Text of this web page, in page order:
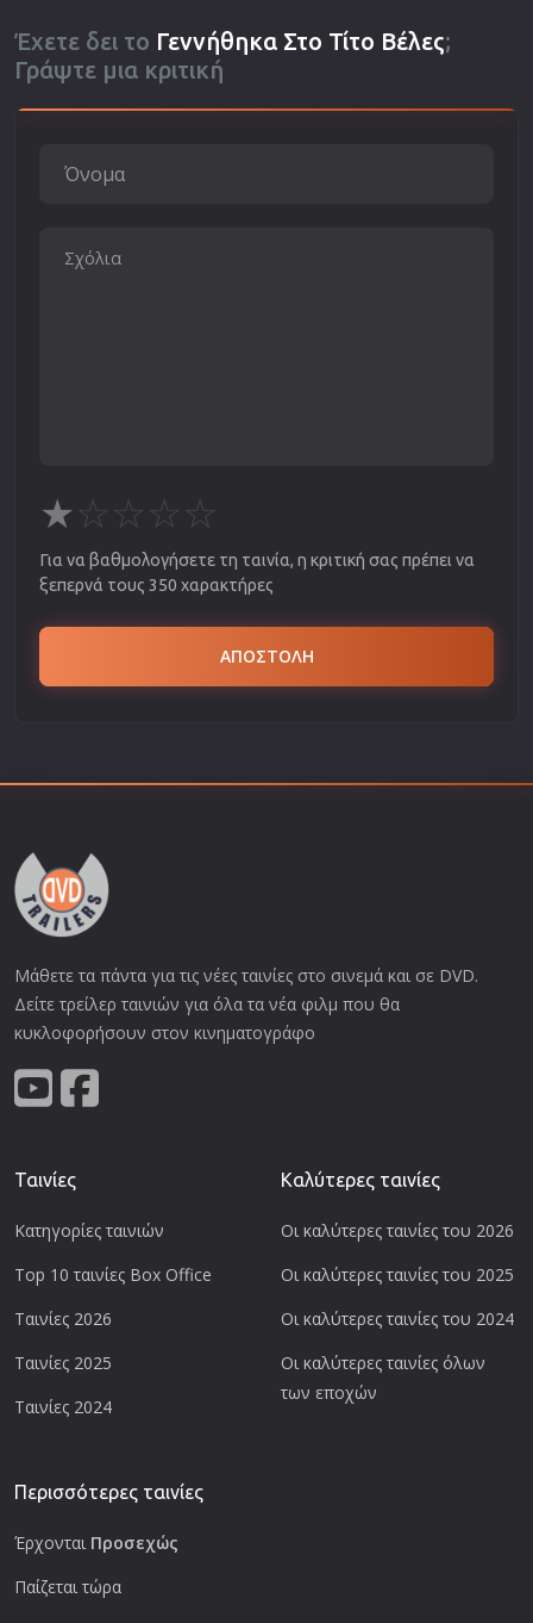
Έχετε δει το Γεννήθηκα Στο Τίτο Βέλες;
Γράψτε μια κριτική
★☆☆☆☆
Για να βαθμολογήσετε τη ταινία, η κριτική σας πρέπει να
ξεπερνά τους 350 χαρακτήρες
ΑΠΟΣΤΟΛΗ
Μάθετε τα πάντα για τις νέες ταινίες στο σινεμά και σε DVD.
Δείτε τρείλερ ταινιών για όλα τα νέα φιλμ που θα
κυκλοφορήσουν στον κινηματογράφο
Ταινίες
Κατηγορίες ταινιών
Top 10 ταινίες Box Office
Ταινίες 2026
Ταινίες 2025
Ταινίες 2024
Καλύτερες ταινίες
Οι καλύτερες ταινίες του 2026
Οι καλύτερες ταινίες του 2025
Οι καλύτερες ταινίες του 2024
Οι καλύτερες ταινίες όλων
των εποχών
Περισσότερες ταινίες
Έρχονται Προσεχώς
Παίζεται τώρα